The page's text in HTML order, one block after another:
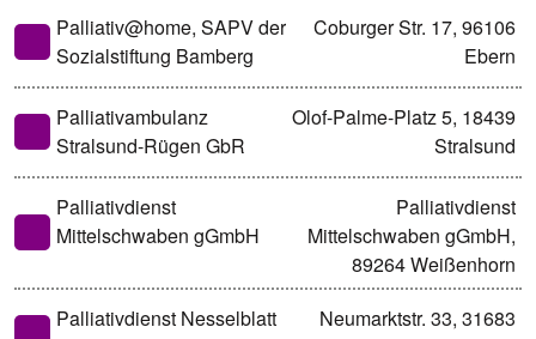
Palliativ@home, SAPV der
Sozialstiftung Bamberg
Coburger Str. 17, 96106
Ebern
Palliativambulanz
Stralsund-Rügen GbR
Olof-Palme-Platz 5, 18439
Stralsund
Palliativdienst
Mittelschwaben gGmbH
Palliativdienst
Mittelschwaben gGmbH,
89264 Weißenhorn
Palliativdienst Nesselblatt
Neumarktstr. 33, 31683